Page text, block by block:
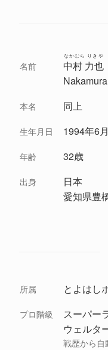
名前 中村 力也
なかむら りきや
本名 同上
生年月日 1994年6
年齢 32歳
出身
日本
愛知県豊
所属 とよはし
プロ階級
スーパー
ウェルタ
戦歴から自